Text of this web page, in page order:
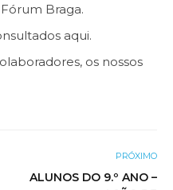
Braga.
aqui.
os nossos
PRÓXIMO
ALUNOS DO 9.º ANO –